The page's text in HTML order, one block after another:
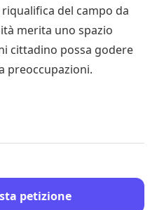
del campo da
merita uno spazio
cittadino possa godere
preoccupazioni.
petizione